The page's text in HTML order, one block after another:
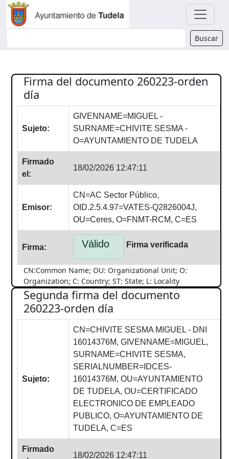
Buscador Buscar
Firma del documento 260223-orden
día
Sujeto:
GIVENNAME=MIGUEL -
SURNAME=CHIVITE SESMA -
O=AYUNTAMIENTO DE TUDELA
Firmado
el:
18/02/2026 12:47:11
Emisor:
CN=AC Sector Público,
OID.2.5.4.97=VATES-Q2826004J,
OU=Ceres, O=FNMT-RCM, C=ES
Firma: Válido Firma verificada
CN:Common Name; OU: Organizational Unit; O:
Organization; C: Country; ST: State; L: Locality
Segunda firma del documento
260223-orden día
Sujeto:
CN=CHIVITE SESMA MIGUEL - DNI
16014376M, GIVENNAME=MIGUEL,
SURNAME=CHIVITE SESMA,
SERIALNUMBER=IDCES-
16014376M, OU=AYUNTAMIENTO
DE TUDELA, OU=CERTIFICADO
ELECTRONICO DE EMPLEADO
PUBLICO, O=AYUNTAMIENTO DE
TUDELA, C=ES
Firmado
18/02/2026 12:47:11